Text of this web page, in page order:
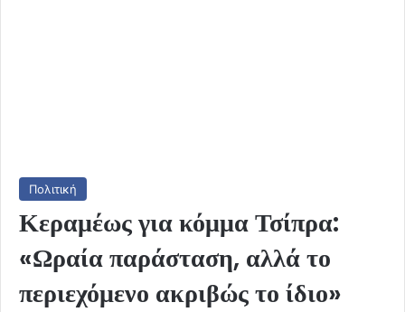
Πολιτική
Κεραμέως για κόμμα Τσίπρα:
«Ωραία παράσταση, αλλά το
περιεχόμενο ακριβώς το ίδιο»